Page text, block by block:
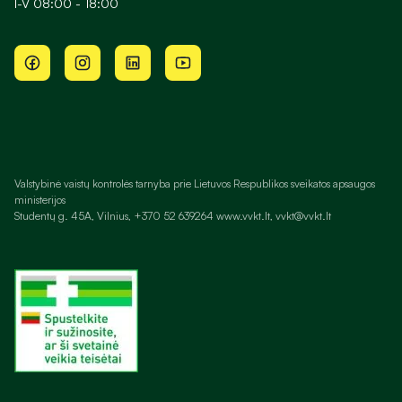
I-V 08:00 - 18:00
Valstybinė vaistų kontrolės tarnyba prie Lietuvos Respublikos sveikatos apsaugos
ministerijos
Studentų g. 45A, Vilnius, +370 52 639264 www.vvkt.lt, vvkt@vvkt.lt